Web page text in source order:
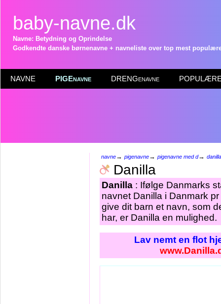
baby-navne.dk
Navne: Betydning og Oprindelse
Godkendte danske børnenavne + navneliste over top mest
NAVNE PIGEnavne DRENGenavne POPULÆRE
navne→ pigenavne→ pigenavne med d→ danilla
Danilla
Danilla : Ifølge Danmarks
navnet Danilla i Danmark
give dit barn et navn, som
har, er Danilla en mulighed.
Lav nemt en flot